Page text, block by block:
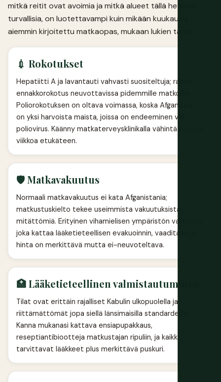
mitkä reitit ovat avoimia ja mitkä alueet tällä hetkellä
turvallisia, on luotettavampi kuin mikään kuukausia
aiemmin kirjoitettu matkaopas, mukaan lukien tämä.
💉 Rokotukset
Hepatiitti A ja lavantauti vahvasti suositeltuja; rabies
ennakkorokotus neuvottavissa pidemmille matkoille.
Poliorokotuksen on oltava voimassa, koska Afganistan
on yksi harvoista maista, joissa on endeeminen villi
poliovirus. Käänny matkaterveysklinikalla vähintään kuusi
viikkoa etukäteen.
🛡️ Matkavakuutus
Normaali matkavakuutus ei kata Afganistania;
matkustuskielto tekee useimmista vakuutuksista
mitättömiä. Erityinen vihamielisen ympäristön vakuutus,
joka kattaa lääketieteellisen evakuoinnin, vaaditaan, ja
hinta on merkittävä mutta ei-neuvoteltava.
🏥 Lääketieteellinen valmistautuminen
Tilat ovat erittäin rajalliset Kabulin ulkopuolella ja
riittämättömät jopa siellä länsimaisilla standardeilla.
Kanna mukanasi kattava ensiapupakkaus,
reseptiantibiootteja matkustajan ripuliin, ja kaikki
tarvittavat lääkkeet plus merkittävä puskuri.